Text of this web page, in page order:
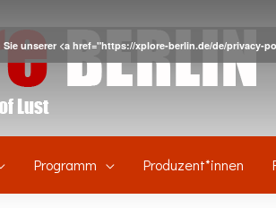
Programm Produzent*innen
unserer <a href="https://xplore-berlin.de/de/privacy-